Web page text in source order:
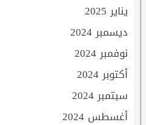
يناير 2025
ديسمبر 2024
نوفمبر 2024
أكتوبر 2024
سبتمبر 2024
أغسطس 2024